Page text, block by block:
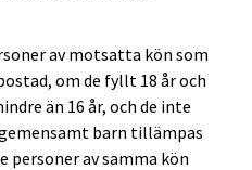
av motsatta kön som
om de fyllt 18 år och
än 16 år, och de inte
barn tillämpas
personer av samma kön